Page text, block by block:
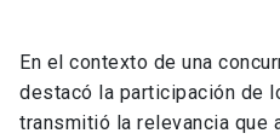
En el contexto de una
destacó la participación de
transmitió la relevancia que